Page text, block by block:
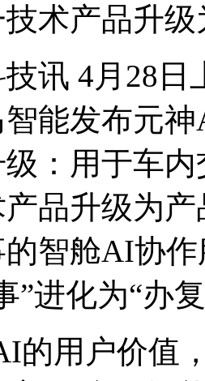
术产品升
4月28日
能发布元
：用于车
品升级为
智舱AI协
”进化为“办
用户价值，